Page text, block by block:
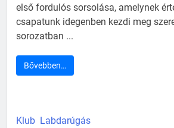
első fordulós sorsolása, amelynek
csapatunk idegenben kezdi meg
sorozatban ...
Bővebben…
Klub Labdarúgás